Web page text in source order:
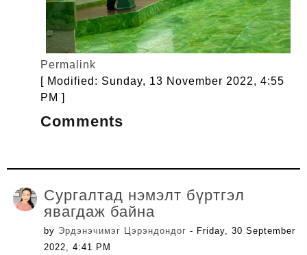
Permalink
[ Modified: Sunday, 13 November 2022, 4:55
PM ]
Comments
Сургалтад нэмэлт бүртгэл
явагдаж байна
by Эрдэнэчимэг Цэрэндондог - Friday, 30 September
2022, 4:41 PM